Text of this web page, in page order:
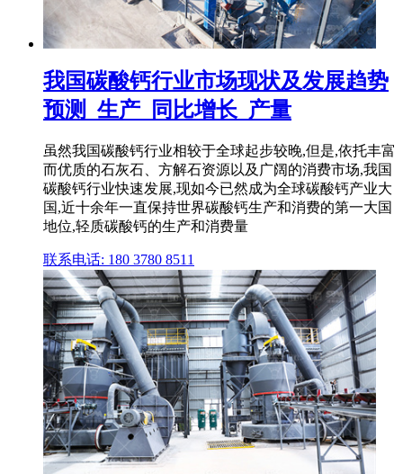
我国碳酸钙行业市场现状及发展趋势
预测_生产_同比增长_产量
虽然我国碳酸钙行业相较于全球起步较晚,但是,依托丰富
而优质的石灰石、方解石资源以及广阔的消费市场,我国
碳酸钙行业快速发展,现如今已然成为全球碳酸钙产业大
国,近十余年一直保持世界碳酸钙生产和消费的第一大国
地位,轻质碳酸钙的生产和消费量
联系电话: 180 3780 8511